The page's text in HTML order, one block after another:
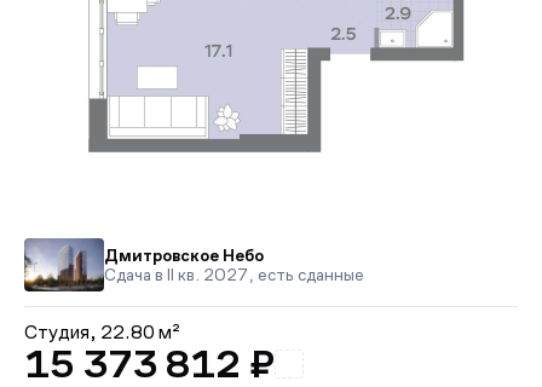
Дмитровское Небо
Сдача в II кв. 2027, есть сданные
Студия, 22.80 м²
15 373 812 ₽